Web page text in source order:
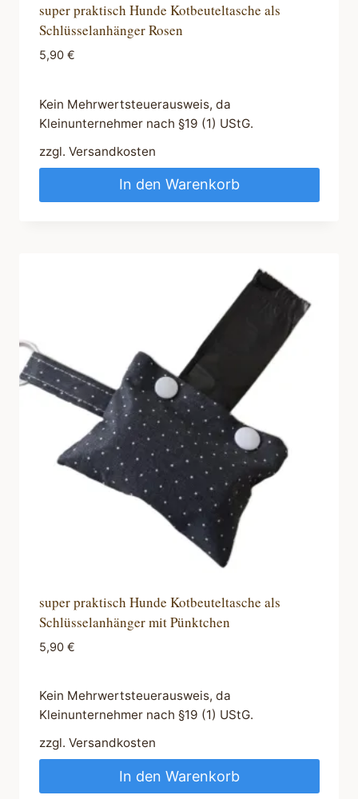
super praktisch Hunde Kotbeuteltasche als
Schlüsselanhänger Rosen
5,90 €
Kein Mehrwertsteuerausweis, da
Kleinunternehmer nach §19 (1) UStG.
zzgl. Versandkosten
In den Warenkorb
super praktisch Hunde Kotbeuteltasche als
Schlüsselanhänger mit Pünktchen
5,90 €
Kein Mehrwertsteuerausweis, da
Kleinunternehmer nach §19 (1) UStG.
zzgl. Versandkosten
In den Warenkorb